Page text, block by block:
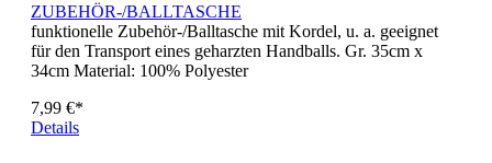
ZUBEHÖR-/BALLTASCHE
funktionelle Zubehör-/Balltasche mit Kordel, u. a. geeignet
für den Transport eines geharzten Handballs. Gr. 35cm x
34cm Material: 100% Polyester
7,99 €*
Details